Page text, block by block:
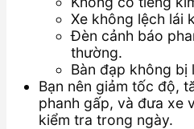
Xe không lệch lái
Đèn cảnh báo
thường.
Bàn đạp không bị
Bạn nên giảm tốc độ,
phanh gấp, và đưa xe
kiểm tra trong ngày.